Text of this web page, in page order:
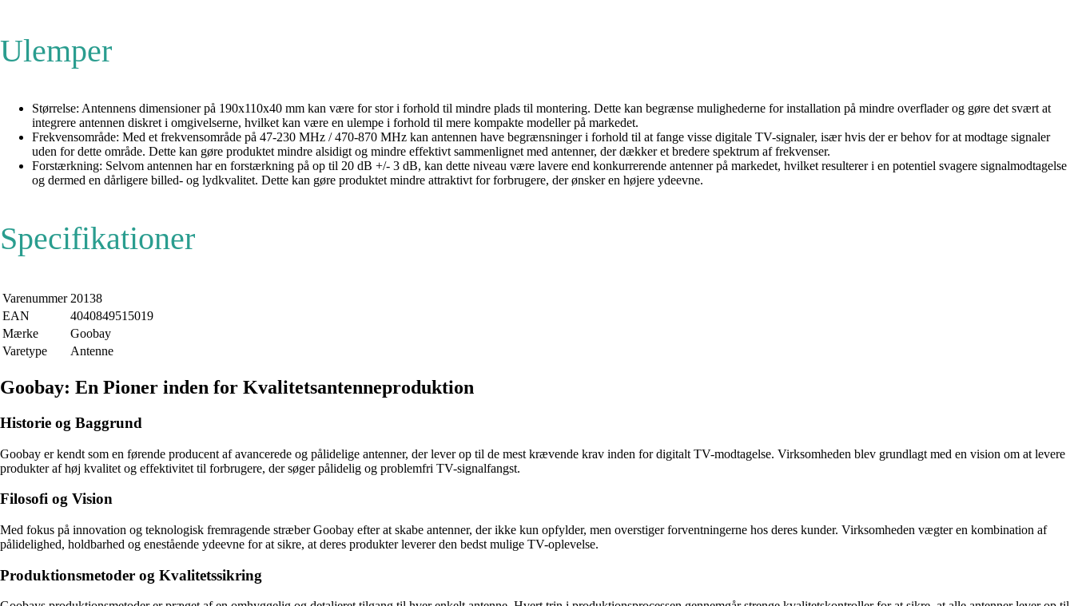
Ulemper
Størrelse: Antennens dimensioner på 190x110x40 mm kan være for stor i forhold til mindre plads til montering. Dette kan begrænse mulighederne for installation på mindre overflader og gøre det svært at
integrere antennen diskret i omgivelserne, hvilket kan være en ulempe i forhold til mere kompakte modeller på markedet.
Frekvensområde: Med et frekvensområde på 47-230 MHz / 470-870 MHz kan antennen have begrænsninger i forhold til at fange visse digitale TV-signaler, især hvis der er behov for at modtage signaler
uden for dette område. Dette kan gøre produktet mindre alsidigt og mindre effektivt sammenlignet med antenner, der dækker et bredere spektrum af frekvenser.
Forstærkning: Selvom antennen har en forstærkning på op til 20 dB +/- 3 dB, kan dette niveau være lavere end konkurrerende antenner på markedet, hvilket resulterer i en potentiel svagere signalmodtagelse
og dermed en dårligere billed- og lydkvalitet. Dette kan gøre produktet mindre attraktivt for forbrugere, der ønsker en højere ydeevne.
Specifikationer
Varenummer 20138
EAN
4040849515019
Mærke
Goobay
Varetype
Antenne
Goobay: En Pioner inden for Kvalitetsantenneproduktion
Historie og Baggrund
Goobay er kendt som en førende producent af avancerede og pålidelige antenner, der lever op til de mest krævende krav inden for digitalt TV-modtagelse. Virksomheden blev grundlagt med en vision om at levere
produkter af høj kvalitet og effektivitet til forbrugere, der søger pålidelig og problemfri TV-signalfangst.
Filosofi og Vision
Med fokus på innovation og teknologisk fremragende stræber Goobay efter at skabe antenner, der ikke kun opfylder, men overstiger forventningerne hos deres kunder. Virksomheden vægter en kombination af
pålidelighed, holdbarhed og enestående ydeevne for at sikre, at deres produkter leverer den bedst mulige TV-oplevelse.
Produktionsmetoder og Kvalitetssikring